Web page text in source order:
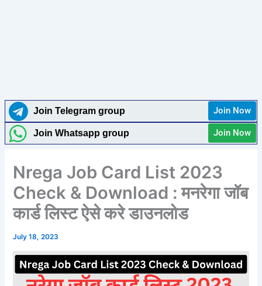
Join Telegram group Join Now
Join Whatsapp group Join Now
Nrega Job Card List 2023
Check & Download : मनरेगा जॉब
कार्ड लिस्ट ऐसे करे डाउनलोड
July 18, 2023